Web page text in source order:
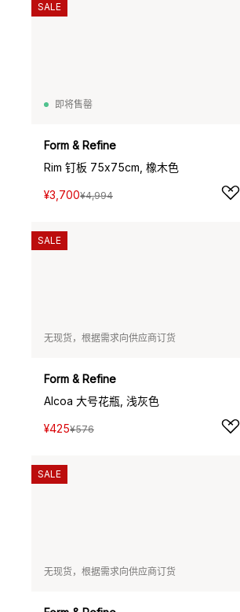
即将售罄
Form & Refine
Rim 钉板 75x75cm, 橡木色
¥3,700¥4,994
SALE
无现货，根据需求向供应商订货
Form & Refine
Alcoa 大号花瓶, 浅灰色
¥425¥576
SALE
无现货，根据需求向供应商订货
SALE